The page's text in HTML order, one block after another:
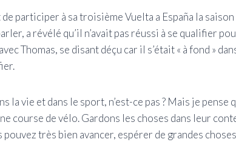
participer à sa troisième Vuelta a España la
a révélé qu’il n’avait pas réussi à se qualifier
Thomas, se disant déçu car il s’était « à fond »
la vie et dans le sport, n’est-ce pas ? Mais je pense
course de vélo. Gardons les choses dans leur
pouvez très bien avancer, espérer de grandes